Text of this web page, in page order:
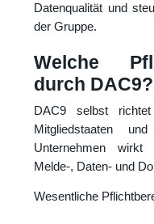
Datenqualität und
der Gruppe.
Welche
durch DAC9?
DAC9 selbst
Mitgliedstaaten
Unternehmen
Melde-, Daten- und
Wesentliche